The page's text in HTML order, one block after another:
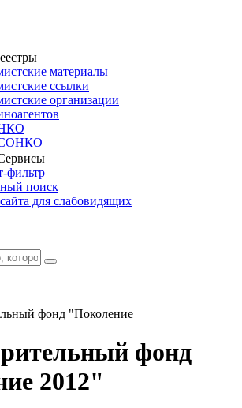
материалы
ссылки
организации
НКО
СОНКО
фильтр
поиск
для слабовидящих
фонд "Поколение
фонд
2012"